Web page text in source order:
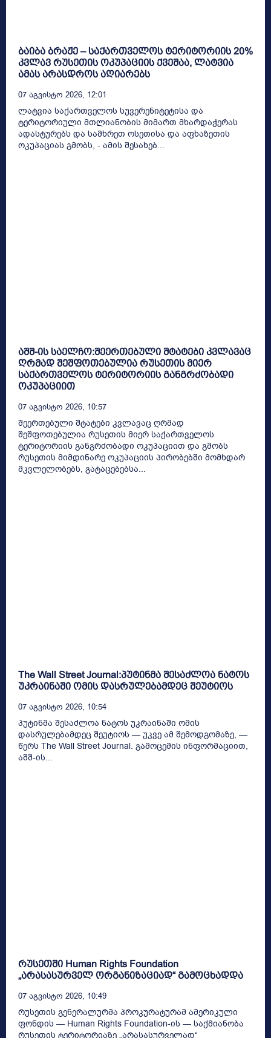
ბაიბა ბრაჟე – საქართველოს ტერიტორიის 20%
კვლავ რუსეთის ოკუპაციის ქვეშაა, ლატვია
ამას არასდროს აღიარებს
07 Აგვისტო 2026, 12:01
ლატვია საქართველოს სუვერენიტეტისა და
ტერიტორიული მთლიანობის მიმართ მხარდაჭერას
ადასტურებს და სამხრეთ ოსეთისა და აფხაზეთის
ოკუპაციას გმობს, - ამის შესახებ...
აშშ-ის საელჩო:შეერთებული შტატები კვლავაც
ღრმად შეშფოთებულია რუსეთის მიერ
საქართველოს ტერიტორიის განგრძობადი
ოკუპაციით
07 Აგვისტო 2026, 10:57
შეერთებული შტატები კვლავაც ღრმად
შეშფოთებულია რუსეთის მიერ საქართველოს
ტერიტორიის განგრძობადი ოკუპაციით და გმობს
რუსეთის მიმდინარე ოკუპაციის პირობებში მომხდარ
მკვლელობებს, გატაცებებსა...
The Wall Street Journal:პუტინმა შესაძლოა ნატოს
უკრაინაში ომის დასრულებამდეც შეუტიოს
07 Აგვისტო 2026, 10:54
პუტინმა შესაძლოა ნატოს უკრაინაში ომის
დასრულებამდეც შეუტიოს — უკვე ამ შემოდგომაზე, —
წერს The Wall Street Journal. გამოცემის ინფორმაციით,
აშშ-ის...
რუსეთში Human Rights Foundation
„არასასურველ ორგანიზაციად“ გამოცხადდა
07 Აგვისტო 2026, 10:49
რუსეთის გენერალურმა პროკურატურამ ამერიკული
ფონდის — Human Rights Foundation-ის — საქმიანობა
რუსეთის ტერიტორიაზე „არასასურველად“